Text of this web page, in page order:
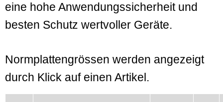
eine hohe Anwendungssicherheit und
besten Schutz wertvoller Geräte.
Normplattengrössen werden angezeigt
durch Klick auf einen Artikel.